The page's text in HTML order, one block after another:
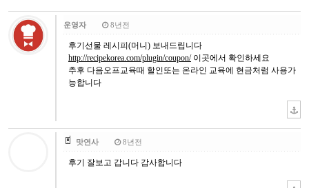
운영자 8년전
후기선물 레시피(머니) 보내드립니다
http://recipekorea.com/plugin/coupon/이곳에서 확인하세요
추후 다음오프교육때 할인또는 온라인 교육에 현금처럼 사용가
능합니다
맛연사 8년전
후기 잘보고 갑니다 감사합니다